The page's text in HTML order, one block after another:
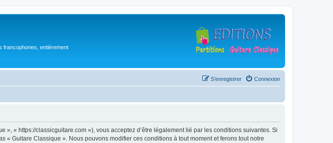
francophones, entièrement
Connexion
S’enregistrer
« https://classicguitare.com »), vous acceptez d’être légalement lié par les conditions suivantes. Si
« Guitare Classique ». Nous pouvons modifier ces conditions à tout moment et ferons tout notre